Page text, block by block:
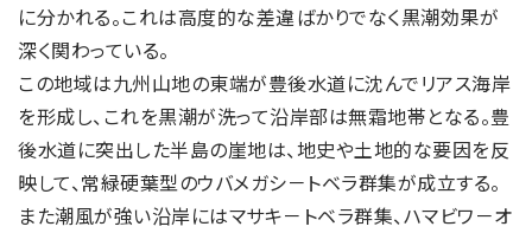
に分かれる。これは高度的な差違ばかりでなく黒潮効果が
深く関わっている。
この地域は九州山地の東端が豊後水道に沈んでリアス海岸
を形成し、これを黒潮が洗って沿岸部は無霜地帯となる。豊
後水道に突出した半島の崖地は、地史や土地的な要因を反
映して、常緑硬葉型のウバメガシ－トベラ群集が成立する。
また潮風が強い沿岸にはマサキ－トベラ群集、ハマビワ－オ